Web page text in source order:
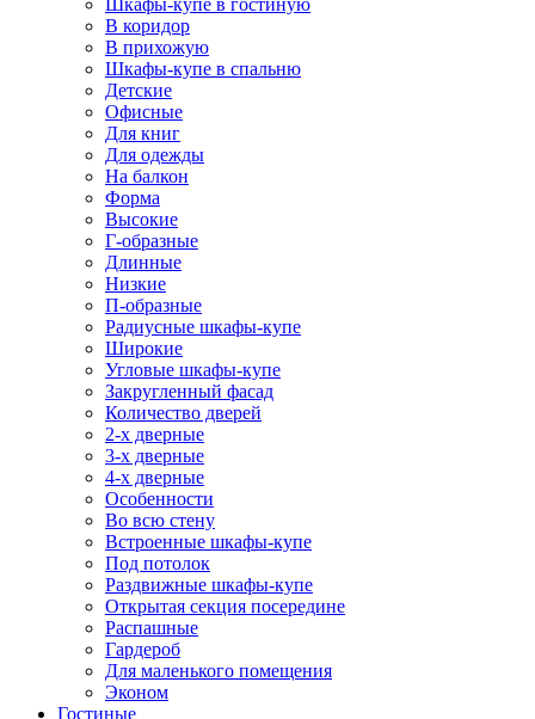
Шкафы-купе в гостиную
В коридор
В прихожую
Шкафы-купе в спальню
Детские
Офисные
Для книг
Для одежды
На балкон
Форма
Высокие
Г-образные
Длинные
Низкие
П-образные
Радиусные шкафы-купе
Широкие
Угловые шкафы-купе
Закругленный фасад
Количество дверей
2-х дверные
3-х дверные
4-х дверные
Особенности
Во всю стену
Встроенные шкафы-купе
Под потолок
Раздвижные шкафы-купе
Открытая секция посередине
Распашные
Гардероб
Для маленького помещения
Эконом
Гостиные